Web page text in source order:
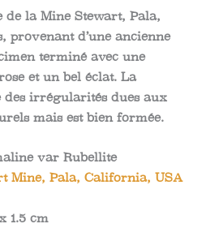
la Mine Stewart, Pala,
provenant d’une ancienne
terminé avec une
et un bel éclat. La
des irrégularités dues aux
mais est bien formée.
var Rubellite
Mine, Pala, California, USA
1.5 cm